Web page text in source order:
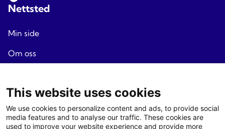
Nettsted
Min side
Om oss
Personvern
Nyhetsbrev
This website uses cookies
We use cookies to personalize content and ads, to provide social
media features and to analyse our traffic. These cookies are
used to improve your website experience and provide more